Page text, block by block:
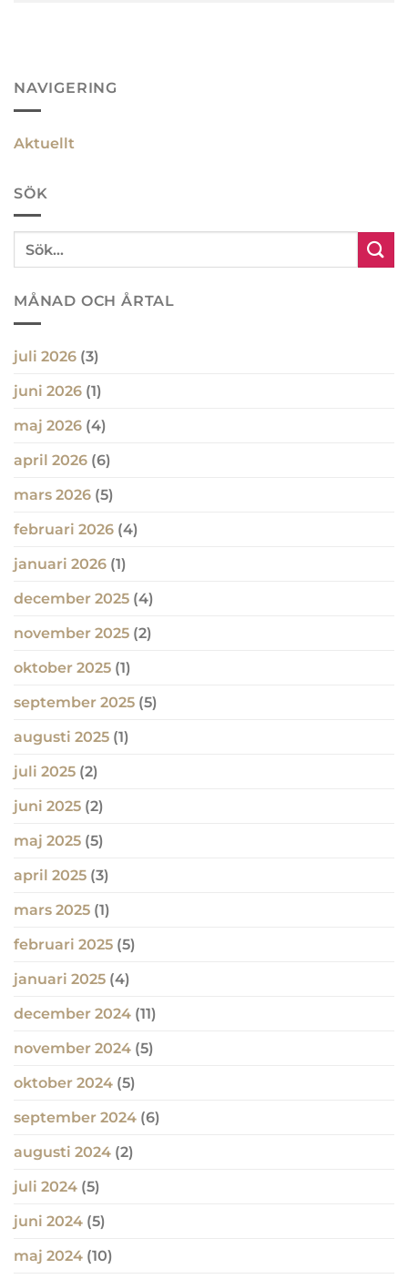
NAVIGERING
Aktuellt
SÖK
MÅNAD OCH ÅRTAL
juli 2026 (3)
juni 2026 (1)
maj 2026 (4)
april 2026 (6)
mars 2026 (5)
februari 2026 (4)
januari 2026 (1)
december 2025 (4)
november 2025 (2)
oktober 2025 (1)
september 2025 (5)
augusti 2025 (1)
juli 2025 (2)
juni 2025 (2)
maj 2025 (5)
april 2025 (3)
mars 2025 (1)
februari 2025 (5)
januari 2025 (4)
december 2024 (11)
november 2024 (5)
oktober 2024 (5)
september 2024 (6)
augusti 2024 (2)
juli 2024 (5)
juni 2024 (5)
maj 2024 (10)